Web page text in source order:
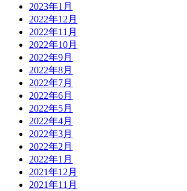
2023年1月
2022年12月
2022年11月
2022年10月
2022年9月
2022年8月
2022年7月
2022年6月
2022年5月
2022年4月
2022年3月
2022年2月
2022年1月
2021年12月
2021年11月